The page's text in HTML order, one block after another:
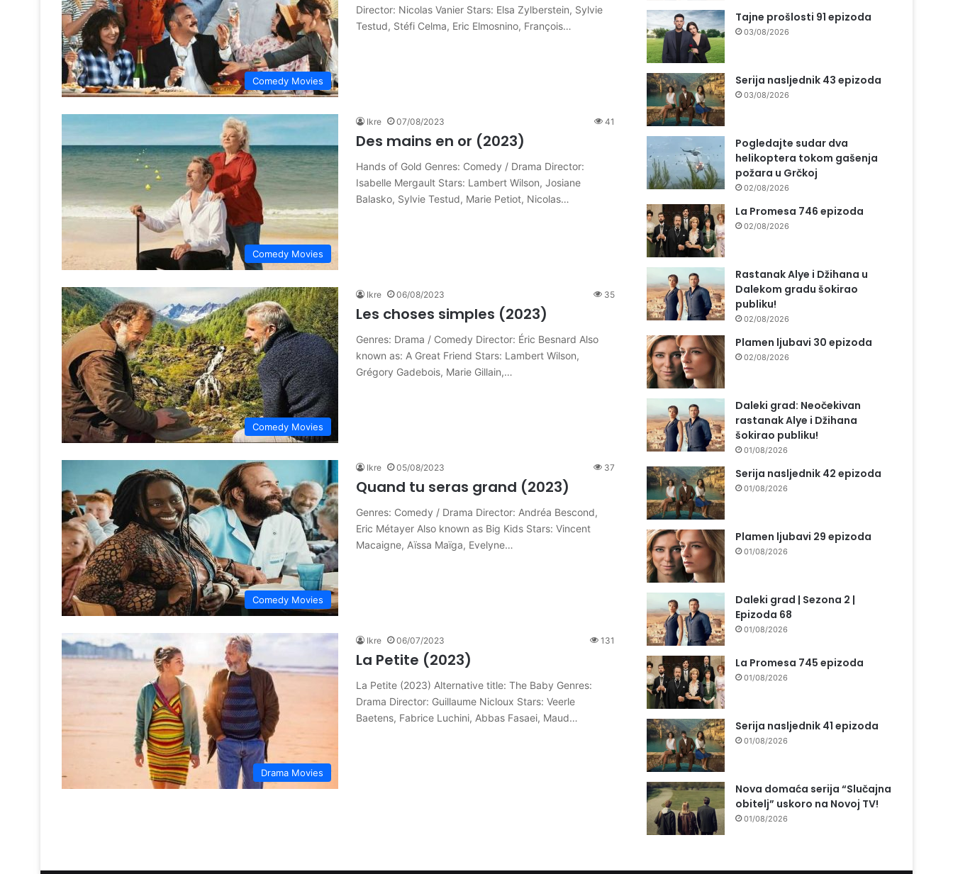
Comedy Movies
Director: Nicolas Vanier Stars: Elsa Zylberstein, Sylvie
Testud, Stéfi Celma, Eric Elmosnino, François…
Comedy Movies
Ikre 07/08/2023 41
Des mains en or (2023)
Hands of Gold Genres: Comedy / Drama Director:
Isabelle Mergault Stars: Lambert Wilson, Josiane
Balasko, Sylvie Testud, Marie Petiot, Nicolas…
Comedy Movies
Ikre 06/08/2023 35
Les choses simples (2023)
Genres: Drama / Comedy Director: Éric Besnard Also
known as: A Great Friend Stars: Lambert Wilson,
Grégory Gadebois, Marie Gillain,…
Comedy Movies
Ikre 05/08/2023 37
Quand tu seras grand (2023)
Genres: Comedy / Drama Director: Andréa Bescond,
Eric Métayer Also known as Big Kids Stars: Vincent
Macaigne, Aïssa Maïga, Evelyne…
Drama Movies
Ikre 06/07/2023 131
La Petite (2023)
La Petite (2023) Alternative title: The Baby Genres:
Drama Director: Guillaume Nicloux Stars: Veerle
Baetens, Fabrice Luchini, Abbas Fasaei, Maud…
Tajne prošlosti 91 epizoda
03/08/2026
Serija nasljednik 43 epizoda
03/08/2026
Pogledajte sudar dva
helikoptera tokom gašenja
požara u Grčkoj
02/08/2026
La Promesa 746 epizoda
02/08/2026
Rastanak Alye i Džihana u
Dalekom gradu šokirao
publiku!
02/08/2026
Plamen ljubavi 30 epizoda
02/08/2026
Daleki grad: Neočekivan
rastanak Alye i Džihana
šokirao publiku!
01/08/2026
Serija nasljednik 42 epizoda
01/08/2026
Plamen ljubavi 29 epizoda
01/08/2026
Daleki grad | Sezona 2 |
Epizoda 68
01/08/2026
La Promesa 745 epizoda
01/08/2026
Serija nasljednik 41 epizoda
01/08/2026
Nova domaća serija “Slučajna
obitelj” uskoro na Novoj TV!
01/08/2026